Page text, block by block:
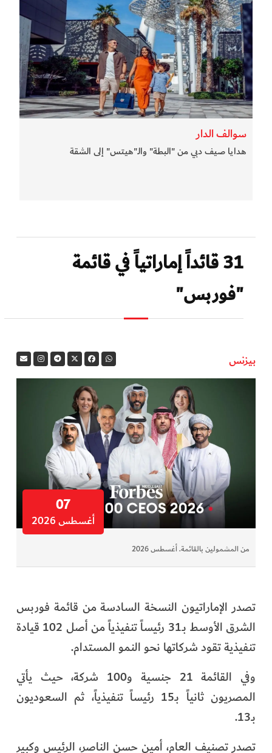
سوالف الدار
هدايا صيف دبي من "البطة" والـ"هيتس" إلى الشقة
31 قائداً إماراتياً في قائمة
"فوربس"
بيزنس
07
أغسطس 2026
من المشمولين بالقائمة. أغسطس 2026
تصدر الإماراتيون النسخة السادسة من قائمة فوربس
الشرق الأوسط بـ31 رئيساً تنفيذياً من أصل 102 قيادة
تنفيذية تقود شركاتها نحو النمو المستدام.
وفي القائمة 21 جنسية و100 شركة، حيث يأتي
المصريون ثانياً بـ15 رئيساً تنفيذياً، ثم السعوديون
بـ13.
تصدر تصنيف العام، أمين حسن الناصر، الرئيس وكبير